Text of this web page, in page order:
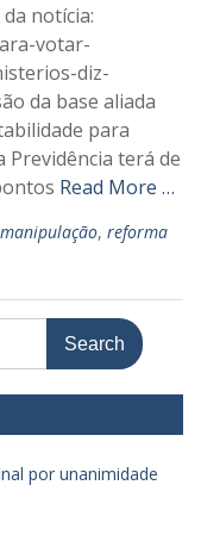
notícia:
votar-
diz-
da base aliada
para
terá de
Read More …
manipulação, reforma
por unanimidade